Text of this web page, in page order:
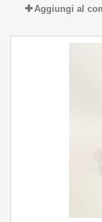
Aggiungi al